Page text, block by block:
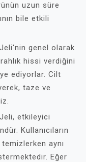
uzun süre
bile etkili
Jeli'nin genel olarak
hissi verdiğini
ediyorlar. Cilt
taze ve
etkileyici
Kullanıcıların
aynı
Eğer